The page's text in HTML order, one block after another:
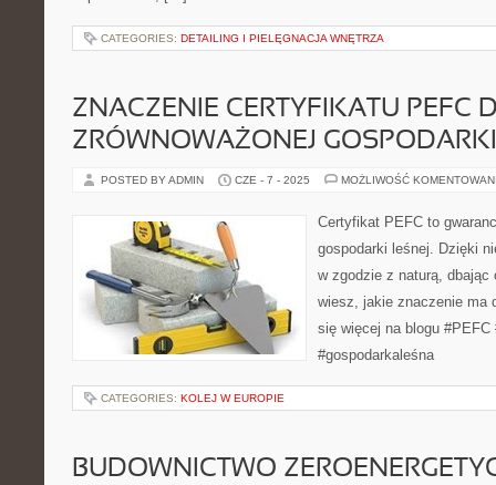
CATEGORIES: DETAILING I PIELĘGNACJA WNĘTRZA
ZNACZENIE CERTYFIKATU PEFC
ZRÓWNOWAŻONEJ
POSTED BY ADMIN CZE - 7 - 2025 MOŻLIWOŚĆ
Certyfikat PEFC to
gospodarki leśnej. Dzięki
w zgodzie z naturą, dbając
wiesz, jakie znaczenie ma
się więcej na blogu #PEFC
#gospodarkaleśna
CATEGORIES: KOLEJ W EUROPIE
BUDOWNICTWO